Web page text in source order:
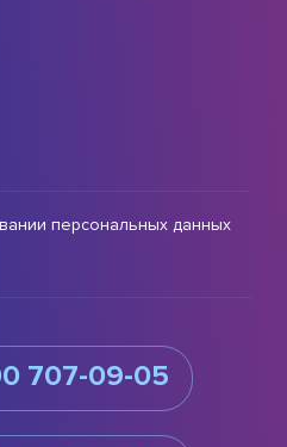
персональных данных
707-09-05